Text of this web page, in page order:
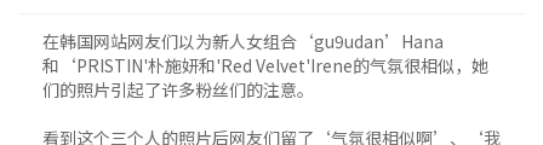
在韩国网站网友们以为新人女组合‘gu9udan’Hana
和‘PRISTIN'朴施妍和'Red Velvet'Irene的气氛很相似，她
们的照片引起了许多粉丝们的注意。
看到这个三个人的照片后网友们留了‘气氛很相似啊’、‘我